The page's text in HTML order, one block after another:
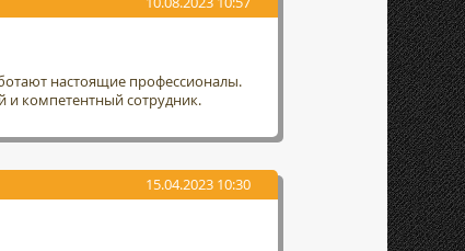
настоящие профессионалы.
компетентный сотрудник.
15.04.2023 10:30